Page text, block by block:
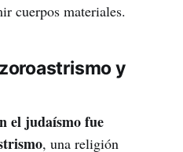
cuerpos materiales.
y
el judaísmo fue
, una religión